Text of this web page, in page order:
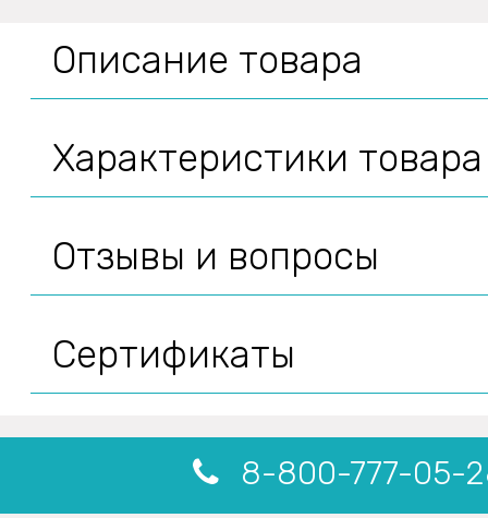
Описание товара
Характеристики товара
Отзывы и вопросы
Сертификаты
8-800-777-05-